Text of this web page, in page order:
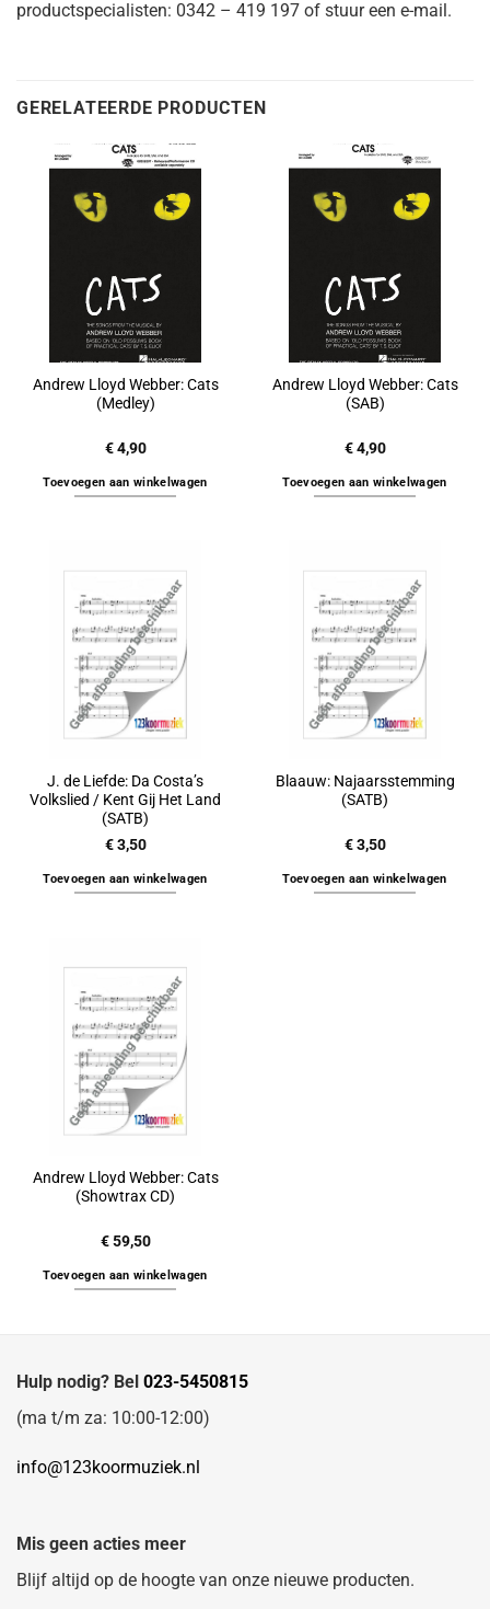
productspecialisten: 0342 – 419 197 of stuur een e-mail.
GERELATEERDE PRODUCTEN
Andrew Lloyd Webber: Cats
(Medley)
€4,90
Toevoegen aan winkelwagen
Andrew Lloyd Webber: Cats
(SAB)
€4,90
Toevoegen aan winkelwagen
J. de Liefde: Da Costa’s
Volkslied / Kent Gij Het Land
(SATB)
€3,50
Toevoegen aan winkelwagen
Blaauw: Najaarsstemming
(SATB)
€3,50
Toevoegen aan winkelwagen
Andrew Lloyd Webber: Cats
(Showtrax CD)
€59,50
Toevoegen aan winkelwagen
Hulp nodig? Bel 023-5450815
(ma t/m za: 10:00-12:00)
info@123koormuziek.nl
Mis geen acties meer
Blijf altijd op de hoogte van onze nieuwe producten.